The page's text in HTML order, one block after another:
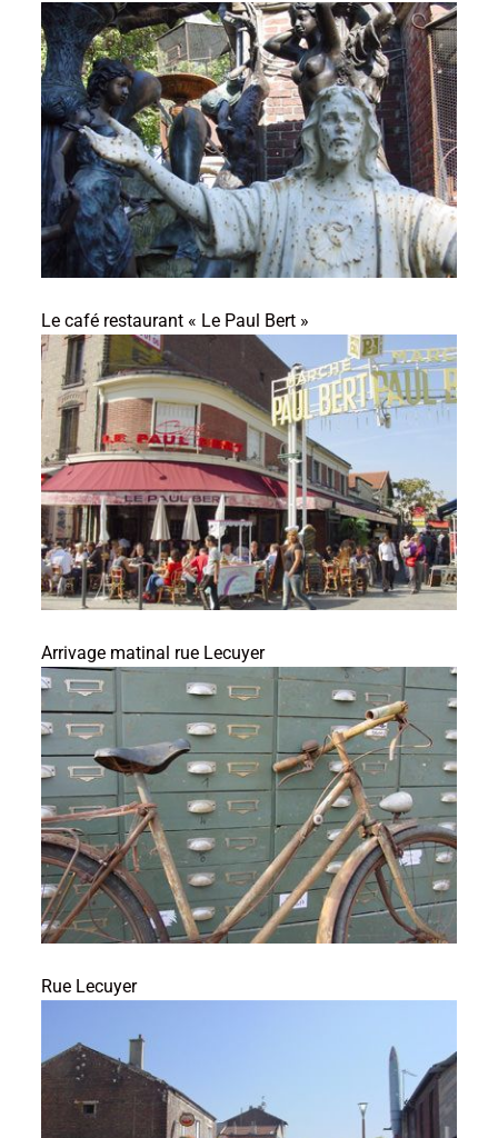
Le café restaurant « Le Paul Bert »
Arrivage matinal rue Lecuyer
Rue Lecuyer